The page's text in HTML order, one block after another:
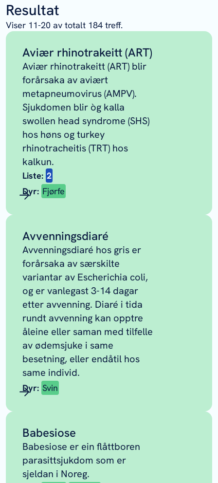
Resultat
Viser 11-20 av totalt 184 treff.
Aviær rhinotrakeitt (ART)
Aviær rhinotrakeitt (ART) blir
forårsaka av aviært
metapneumovirus (AMPV).
Sjukdomen blir òg kalla
swollen head syndrome (SHS)
hos høns og turkey
rhinotracheitis (TRT) hos
kalkun.
Liste: 2
Dyr: Fjørfe
Avvenningsdiaré
Avvenningsdiaré hos gris er
forårsaka av særskilte
variantar av Escherichia coli,
og er vanlegast 3-14 dagar
etter avvenning. Diaré i tida
rundt avvenning kan opptre
åleine eller saman med tilfelle
av ødemsjuke i same
besetning, eller endåtil hos
same individ.
Dyr: Svin
Babesiose
Babesiose er ein flåttboren
parasittsjukdom som er
sjeldan i Noreg.